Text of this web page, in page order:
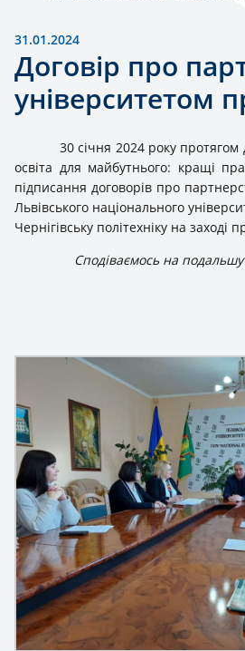
31.01.2024
Договір про
університетом
30 січня 2024 року протягом
освіта для майбутнього: кращі
підписання договорів про
Львівського національного
Чернігівську політехніку на
Сподіваємось на